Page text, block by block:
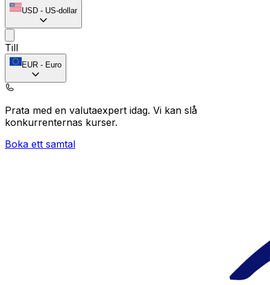
USD - US-dollar
Till
EUR - Euro
Prata med en valutaexpert idag. Vi kan slå
konkurrenternas kurser.
Boka ett samtal